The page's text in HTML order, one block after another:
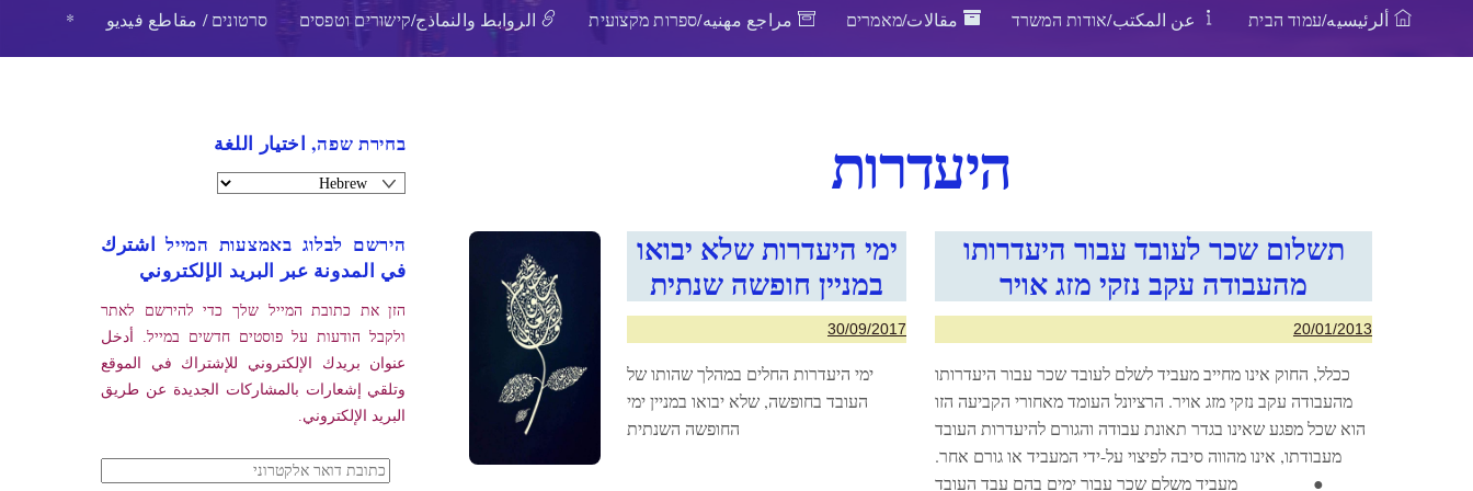
ألرئيسيه/עמוד הבית عن المكتب/אודות המשרד مقالات/מאמרים مراجع مهنيه/ספרות מקצועית الروابط والنماذج/קישורים וטפסים סרטונים / مقاطع فيديو *
היעדרות
ימי היעדרות שלא יבואו
במניין חופשה שנתית
30/09/2017
ימי היעדרות החלים במהלך שהותו של
העובד בחופשה, שלא יבואו במניין ימי
החופשה השנתית
תשלום שכר לעובד עבור היעדרותו
מהעבודה עקב נזקי מזג אויר
20/01/2013
ככלל, החוק אינו מחייב מעביד לשלם לעובד שכר עבור היעדרותו
מהעבודה עקב נזקי מזג אויר. הרציונל העומד מאחורי הקביעה הזו
הוא שכל מפגע שאינו בגדר תאונת עבודה והגורם להיעדרות העובד
מעבודתו, אינו מהווה סיבה לפיצוי על-ידי המעביד או גורם אחר.
● מעביד משלם שכר עבור ימים בהם עבד העובד
בחירת שפה, اختيار اللغة
הירשם לבלוג באמצעות המייל اشترك
في المدونة عبر البريد الإلكتروني
הזן את כתובת המייל שלך כדי להירשם לאתר
ולקבל הודעות על פוסטים חדשים במייל. أدخل
عنوان بريدك الإلكتروني للإشتراك في الموقع
وتلقي إشعارات بالمشاركات الجديدة عن طريق
البريد الإلكتروني.
כתובת